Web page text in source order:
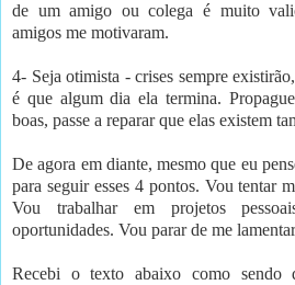
de um amigo ou colega é muito
amigos me motivaram.
4- Seja otimista - crises sempre
é que algum dia ela termina.
boas, passe a reparar que elas existem
De agora em diante, mesmo que eu
para seguir esses 4 pontos. Vou tentar
Vou trabalhar em projetos
oportunidades. Vou parar de me
Recebi o texto abaixo como sendo